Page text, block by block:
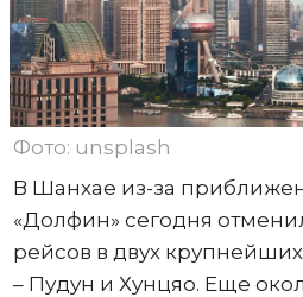
Фото: unsplash
В Шанхае из-за
«Долфин» сегодня
рейсов в двух
– Пудун и Хунцяо. Еще